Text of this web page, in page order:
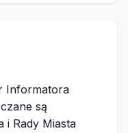
Informatora
są
i Rady Miasta